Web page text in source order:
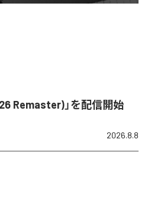
Remaster)」を配信開始
2026.8.8